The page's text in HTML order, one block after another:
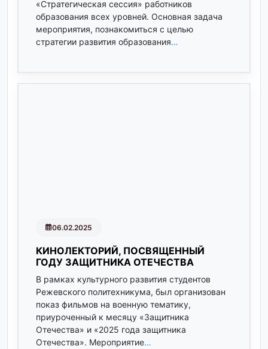
«Стратегическая сессия» работников
образования всех уровней. Основная задача
мероприятия, познакомиться с целью
стратегии развития образования…
06.02.2025
КИНОЛЕКТОРИЙ, ПОСВЯЩЕННЫЙ
ГОДУ ЗАЩИТНИКА ОТЕЧЕСТВА
В рамках культурного развития студентов
Режевского политехникума, был организован
показ фильмов на военную тематику,
приуроченный к месяцу «Защитника
Отечества» и «2025 года защитника
Отечества». Мероприятие…